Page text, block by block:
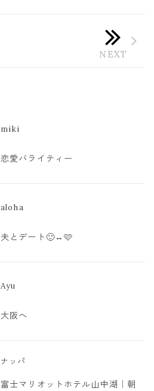
miki
恋愛バライティー
aloha
夫とデート🙂‍↔️🩷
Ayu
大阪へ
ナッパ
富士マリオットホテル山中湖｜朝